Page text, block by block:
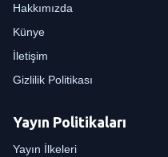
Hakkımızda
Künye
İletişim
Gizlilik Politikası
Yayın Politikaları
Yayın İlkeleri